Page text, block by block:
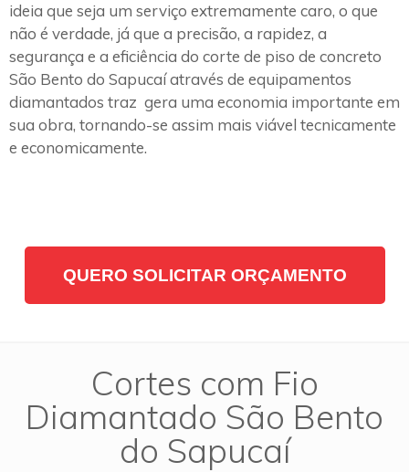
ideia que seja um serviço extremamente caro, o que
não é verdade, já que a precisão, a rapidez, a
segurança e a eficiência do corte de piso de concreto
São Bento do Sapucaí através de equipamentos
diamantados traz gera uma economia importante em
sua obra, tornando-se assim mais viável tecnicamente
e economicamente.
QUERO SOLICITAR ORÇAMENTO
Cortes com Fio
Diamantado São Bento
do Sapucaí